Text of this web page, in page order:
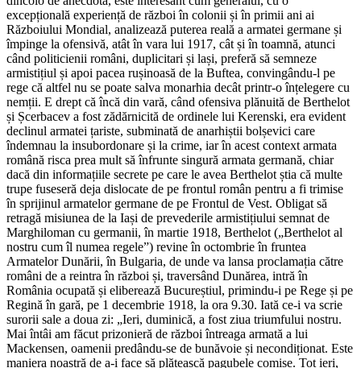
excepțională experiență de război în colonii și în primii ani ai
Războiului Mondial, analizează puterea reală a armatei germane și
împinge la ofensivă, atât în vara lui 1917, cât și în toamnă, atunci
când politicienii români, duplicitari și lași, preferă să semneze
armistițiul și apoi pacea rușinoasă de la Buftea, convingându-l pe
rege că altfel nu se poate salva monarhia decât printr-o înțelegere cu
nemții. E drept că încă din vară, când ofensiva plănuită de Berthelot
și Șcerbacev a fost zădărnicită de ordinele lui Kerenski, era evident
declinul armatei țariste, subminată de anarhiștii bolșevici care
îndemnau la insubordonare și la crime, iar în acest context armata
română risca prea mult să înfrunte singură armata germană, chiar
dacă din informațiile secrete pe care le avea Berthelot știa că multe
trupe fuseseră deja dislocate de pe frontul român pentru a fi trimise
în sprijinul armatelor germane de pe Frontul de Vest. Obligat să
retragă misiunea de la Iași de prevederile armistițiului semnat de
Marghiloman cu germanii, în martie 1918, Berthelot („Berthelot al
nostru cum îl numea regele”) revine în octombrie în fruntea
Armatelor Dunării, în Bulgaria, de unde va lansa proclamația către
români de a reintra în război și, traversând Dunărea, intră în
România ocupată și eliberează Bucureștiul, primindu-i pe Rege și pe
Regină în gară, pe 1 decembrie 1918, la ora 9.30. Iată ce-i va scrie
surorii sale a doua zi: „Ieri, duminică, a fost ziua triumfului nostru.
Mai întâi am făcut prizonieră de război întreaga armată a lui
Mackensen, oamenii predându-se de bunăvoie și necondiționat. Este
maniera noastră de a-i face să plătească pagubele comise. Tot ieri,